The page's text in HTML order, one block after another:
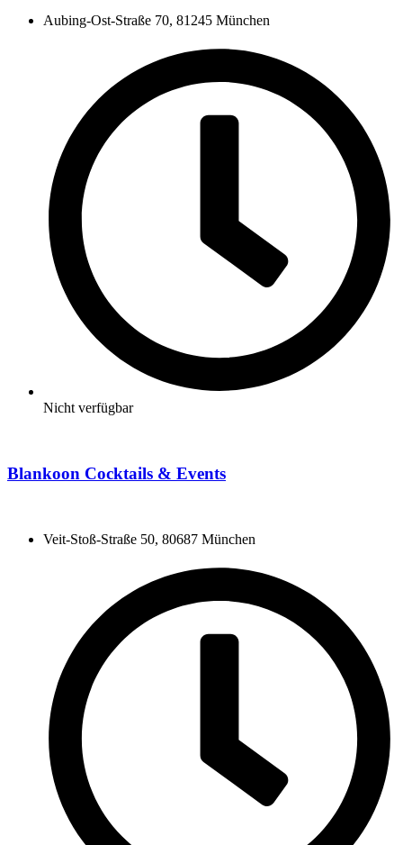
Aubing-Ost-Straße 70, 81245 München
Nicht verfügbar
Blankoon Cocktails & Events
Veit-Stoß-Straße 50, 80687 München